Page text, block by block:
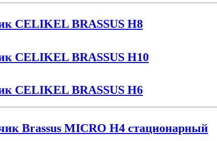
CELIKEL BRASSUS H8
CELIKEL BRASSUS H10
CELIKEL BRASSUS H6
Brassus MICRO H4 стационарный